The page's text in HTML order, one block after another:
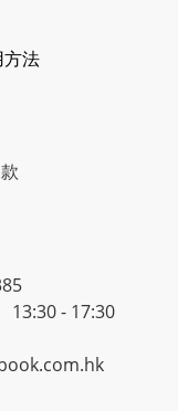
法
13:30 - 17:30